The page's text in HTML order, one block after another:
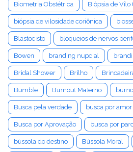
Biometria Obstétrica Biópsia de Vilo
biópsia de vilosidade coriônica
Blastocisto bloqueios de nervos
Bowen branding nupcial
Bridal Shower Brilho
Bumble Burnout Materno
Busca pela verdade busca por amor
Busca por Aprovação busca por
bússola do destino Bússola Moral